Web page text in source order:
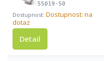
55019-50
Dostupnost: na
dotaz
Detail